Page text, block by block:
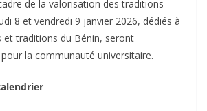
de la valorisation des traditions
8 et vendredi 9 janvier 2026, dédiés à
et traditions du Bénin, seront
la communauté universitaire.